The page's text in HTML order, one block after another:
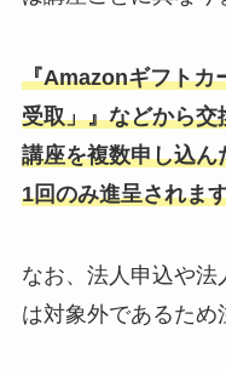
『Amazonギフトカ
受取」』などから
講座を複数申し込
1回のみ進呈されま
なお、法人申込や
は対象外であるため